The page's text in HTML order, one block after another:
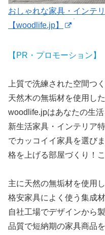
おしゃれな家具・インテ
【woodlife.jp】
【PR・プロモーション】
上質で洗練された空間つく
天然木の無垢材を使用し
woodlife.jpはあなたの生活
新生活家具・インテリア
でカッコイイ家具を選びま
格を上げる部屋づくり！
主に天然の無垢材を使用
格安家具によく使う集成
自社工場でデザインから
品質で短納期の家具商品